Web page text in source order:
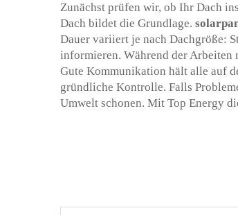
Zunächst prüfen wir, ob Ihr Dach
Dach bildet die Grundlage.
Dauer variiert je nach Dachgröße:
informieren. Während der Arbeiten
Gute Kommunikation hält alle auf
gründliche Kontrolle. Falls
Umwelt schonen. Mit Top Energy